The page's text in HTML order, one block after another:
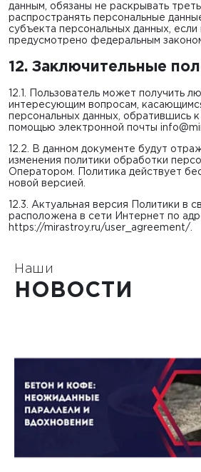
данным, обязаны не раскрывать
распространять персональные
субъекта персональных данных, если
предусмотрено федеральным
12. Заключительные
12.1. Пользователь может получить
интересующим вопросам,
персональных данных, обратившись
помощью электронной почты
12.2. В данном документе будут
изменения политики обработки
Оператором. Политика действует
новой версией.
12.3. Актуальная версия Политики в
расположена в сети Интернет по
https://mirastroy.ru/user_agreement/.
Наши
НОВОСТИ